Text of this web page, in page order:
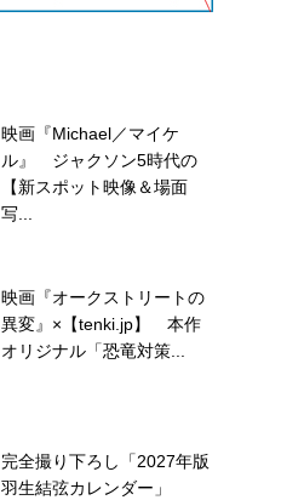
映画『Michael／マイケ
ル』 ジャクソン5時代の
【新スポット映像＆場面
写...
映画『オークストリートの
異変』×【tenki.jp】 本作
オリジナル「恐竜対策...
完全撮り下ろし「2027年版
羽生結弦カレンダー」